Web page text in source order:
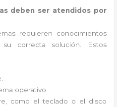
deben ser atendidos por
requieren conocimientos
correcta solución. Estos
operativo.
como el teclado o el disco